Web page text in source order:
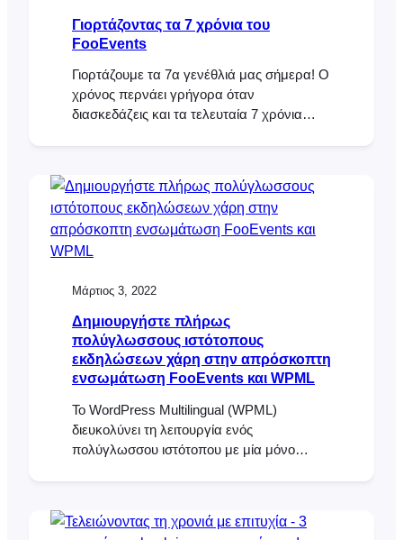
Γιορτάζοντας τα 7 χρόνια του
FooEvents
Γιορτάζουμε τα 7α γενέθλιά μας σήμερα! Ο
χρόνος περνάει γρήγορα όταν
διασκεδάζεις και τα τελευταία 7 χρόνια
ποτέ ότι ένα πρόσθετο για εκδηλώσεις
WooCommerce θα εξελισσόταν σε βοήθεια
για χιλιάδες επιχειρήσεις σε όλο τον κόσμο
που πωλούν εκατομμύρια εισιτήρια
Μάρτιος 3, 2022
Δημιουργήστε πλήρως
πολύγλωσσους ιστότοπους
εκδηλώσεων χάρη στην απρόσκοπτη
ενσωμάτωση FooEvents και WPML
Το WordPress Multilingual (WPML)
διευκολύνει τη λειτουργία ενός
πολύγλωσσου ιστότοπου με μία μόνο
προσθέσετε τις δικές σας γλωσσικές